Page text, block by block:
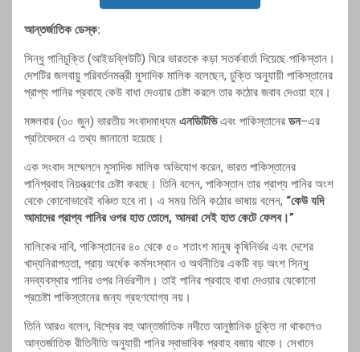
আন্তর্জাতিক ডেস্ক:
সিন্ধু পানিচুক্তি (আইডব্লিউটি) ঘিরে ভারতকে কড়া সতর্কবার্তা দিয়েছে পাকিস্তান।
দেশটির জলবায়ু পরিবর্তনমন্ত্রী মুসাদিক মালিক বলেছেন, চুক্তি অনুযায়ী পাকিস্তানের
প্রাপ্য পানির প্রবাহে কেউ বাধা দেওয়ার চেষ্টা করলে তার কঠোর জবাব দেওয়া হবে।
মঙ্গলবার (৩০ জুন) ভারতীয় সংবাদমাধ্যম এনডিটিভিএবং পাকিস্তানের ডন–এর
প্রতিবেদনে এ তথ্য জানানো হয়েছে।
এক সংবাদ সম্মেলনে মুসাদিক মালিক অভিযোগ করেন, ভারত পাকিস্তানের
পানিপ্রবাহ নিয়ন্ত্রণের চেষ্টা করছে। তিনি বলেন, পাকিস্তান তার প্রাপ্য পানির অংশ
থেকে কোনোভাবেই বঞ্চিত হবে না। এ সময় তিনি কঠোর ভাষায় বলেন, “কেউ যদি
আমাদের প্রাপ্য পানির ওপর হাত তোলে, আমরা সেই হাত কেটে ফেলব।”
মালিকের দাবি, পাকিস্তানের ৪০ থেকে ৫০ শতাংশ মানুষ কৃষিনির্ভর এবং দেশের
খাদ্যনিরাপত্তা, প্রায় অর্ধেক কর্মসংস্থান ও অর্থনীতির একটি বড় অংশ সিন্ধু
নদব্যবস্থার পানির ওপর নির্ভরশীল। তাই পানির প্রবাহে বাধা দেওয়ার যেকোনো
প্রচেষ্টা পাকিস্তানের জন্য গ্রহণযোগ্য নয়।
তিনি আরও বলেন, বিশ্বের বহু আন্তর্জাতিক নদীতে আনুষ্ঠানিক চুক্তি না থাকলেও
আন্তর্জাতিক রীতিনীতি অনুযায়ী পানির স্বাভাবিক প্রবাহ বজায় থাকে। সেখানে